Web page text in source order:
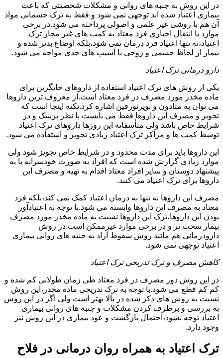
در این روش به جنبه های روانی و مشکلات شخصیتی که باعث
بیماری اعتیاد شده اند توجهی نمی شود و فقط به ترک جسمانی مواد
آن هم با روشی غیر علمی و اصولی پرداخته می شود.در برخی
موارد با انتقال اجباری فرد معتاد به کمپ های غیر مجاز ترک
اعتیاد،نه تنها اعتیاد فرد درمان نمی شود،بلکه اوضاع بدتر شده و
بیمار از لحاظ جسمی و روحی با آسیب های جدی مواجه می شود.
دارو درمانی ترک اعتیاد
یکی از روش های ترک اعتیاد استفاده از داروهای جایگزین برای
ماده مخدر مورد مصرف در فرد معتاد است.از معروف ترین داروها
می توان به متادون و بوپرنورفین اشاره کرد.نکته اینجا است که
تجویز و مصرف این داروها فقط می بایست با نظر پزشک و در
شرایط خاص باشد ولی متأسفانه این روزها داروهای ترک اعتیاد
توسط کمپ ها و مراکز ترک اعتیاد زیادی تجویز و استفاده می شود.
این داروها باید برای مدت محدود و در شرایط خاص تجویز شود ولی
موارد زیادی گزارش شده است که افراد به صورت خودسرانه یا به
پیشنهاد دوستان و سایر افراد معتاد اقدام به تهیه و مصرف این
داروها برای ترک اعتیاد می کنند.
مصرف این داروها نه تنها به درمان اعتیاد کمک نمی کند،بلکه فرد
معتاد به مصرف این داروها وابسته می شود.با توجه به اعتیادآور
بودن این داروها،ترک این داروها نسبت به ماده مخدر مورد مصرف
بیمار سخت تر و در برخی موارد غیرممکن است.در روش
دارودرمانی هم مانند روش سقوط آزاد به جنبه های روانی بیماری
اعتیاد توجهی نمی شود.
کاهش مصرف و ترک تدریجی ترک اعتیاد
در این روش دوز مصرف در فرد معتاد طی زمان طولانی کم شده و
کم کم قطع می شود.با توجه به ترک تدریجی ماده مخدر،این روش
نسبت به روش های ذکر شده در بالا بهتر است ولی اگر در این روش
به بررسی و برطرف کردن مشکلات و جنبه های روانی بیماری
اعتیاد توجه نشود،احتمال بازگشت و عود بیماری در این روش نیز
وجود دارد.
ترک اعتیاد به همراه روان درمانی در فلاح